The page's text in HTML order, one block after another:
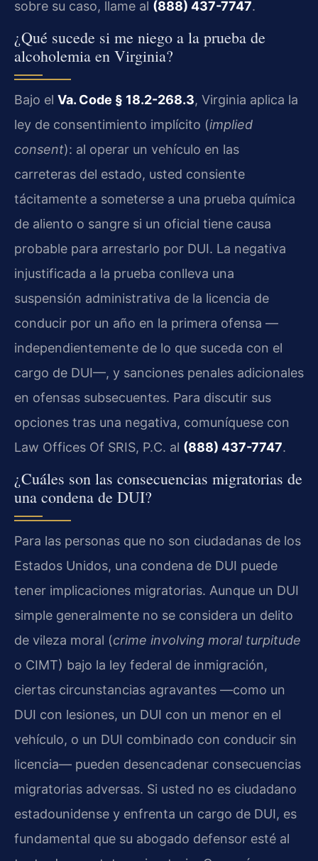
sobre su caso, llame al (888) 437-7747.
¿Qué sucede si me niego a la prueba de
alcoholemia en Virginia?
Bajo el Va. Code § 18.2-268.3, Virginia aplica la
ley de consentimiento implícito (implied
consent): al operar un vehículo en las
carreteras del estado, usted consiente
tácitamente a someterse a una prueba química
de aliento o sangre si un oficial tiene causa
probable para arrestarlo por DUI. La negativa
injustificada a la prueba conlleva una
suspensión administrativa de la licencia de
conducir por un año en la primera ofensa —
independientemente de lo que suceda con el
cargo de DUI—, y sanciones penales adicionales
en ofensas subsecuentes. Para discutir sus
opciones tras una negativa, comuníquese con
Law Offices Of SRIS, P.C. al (888) 437-7747.
¿Cuáles son las consecuencias migratorias de
una condena de DUI?
Para las personas que no son ciudadanas de los
Estados Unidos, una condena de DUI puede
tener implicaciones migratorias. Aunque un DUI
simple generalmente no se considera un delito
de vileza moral (crime involving moral turpitude
o CIMT) bajo la ley federal de inmigración,
ciertas circunstancias agravantes —como un
DUI con lesiones, un DUI con un menor en el
vehículo, o un DUI combinado con conducir sin
licencia— pueden desencadenar consecuencias
migratorias adversas. Si usted no es ciudadano
estadounidense y enfrenta un cargo de DUI, es
fundamental que su abogado defensor esté al